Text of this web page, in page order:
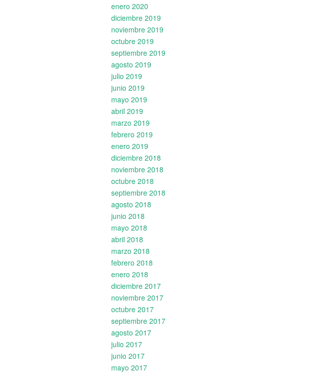
enero 2020
diciembre 2019
noviembre 2019
octubre 2019
septiembre 2019
agosto 2019
julio 2019
junio 2019
mayo 2019
abril 2019
marzo 2019
febrero 2019
enero 2019
diciembre 2018
noviembre 2018
octubre 2018
septiembre 2018
agosto 2018
junio 2018
mayo 2018
abril 2018
marzo 2018
febrero 2018
enero 2018
diciembre 2017
noviembre 2017
octubre 2017
septiembre 2017
agosto 2017
julio 2017
junio 2017
mayo 2017